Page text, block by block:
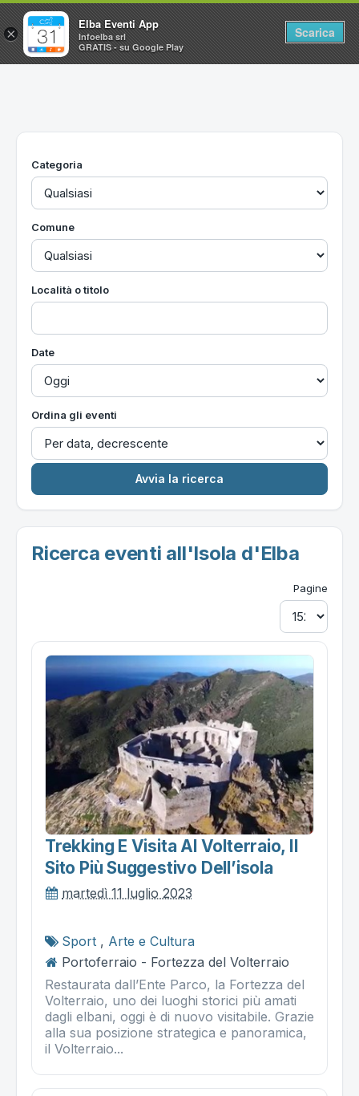
Home
Utilità
Categoria
Comune
Località o titolo
Date
Ordina gli eventi
Ricerca eventi all'Isola d'Elba
Pagine
Trekking E Visita Al Volterraio, Il
Sito Più Suggestivo Dell’isola
martedì 11 luglio 2023
Sport , Arte e Cultura
Portoferraio - Fortezza del Volterraio
Restaurata dall’Ente Parco, la Fortezza del
Volterraio, uno dei luoghi storici più amati
dagli elbani, oggi è di nuovo visitabile. Grazie
alla sua posizione strategica e panoramica,
il Volterraio...
×
Elba Eventi App
Infoelba srl
GRATIS - su Google Play
Scarica